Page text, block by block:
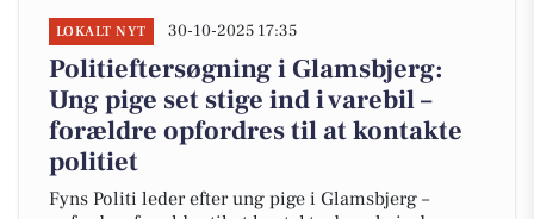
LOKALT NYT 30-10-2025 17:35
Politieftersøgning i Glamsbjerg:
Ung pige set stige ind i varebil –
forældre opfordres til at kontakte
politiet
Fyns Politi leder efter ung pige i Glamsbjerg –